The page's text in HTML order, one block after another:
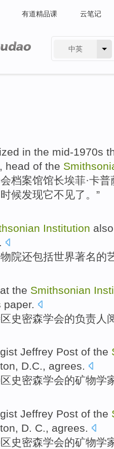
有道精品课 云笔记
中英
in the mid-1970s
, head of the
档案馆馆长埃菲·卡普
候发现它不见了 。”
Institution also
.
院还包括世界著名的
the Smithsonian
paper.
史密森学会的负责人
Jeffrey Post of the
, D.C., agrees.
史密森学会的矿物学
Jeffrey Post of the
, D. C., agrees.
史密森学会的矿物学